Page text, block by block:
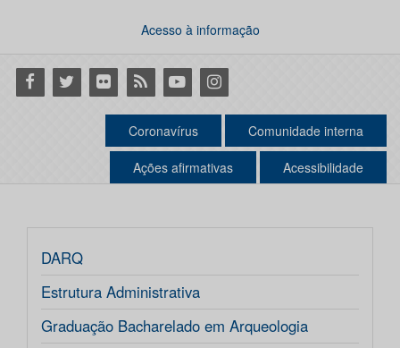
Acesso à informação
Facebook
Twitter Flickr RSS YoutubeInstagram
Coronavírus Comunidade interna
Ações afirmativas Acessibilidade
DARQ
Estrutura Administrativa
Graduação Bacharelado em Arqueologia